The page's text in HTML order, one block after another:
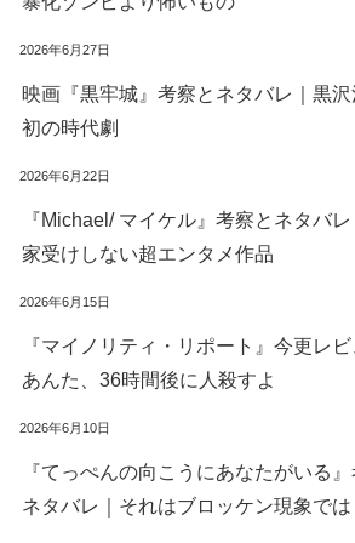
2026年6月27日
映画『黒牢城』考察とネタバレ｜黒沢
初の時代劇
2026年6月22日
『Michael/ マイケル』考察とネタバ
家受けしない超エンタメ作品
2026年6月15日
『マイノリティ・リポート』今更レビ
あんた、36時間後に人殺すよ
2026年6月10日
『てっぺんの向こうにあなたがいる』
ネタバレ｜それはブロッケン現象では